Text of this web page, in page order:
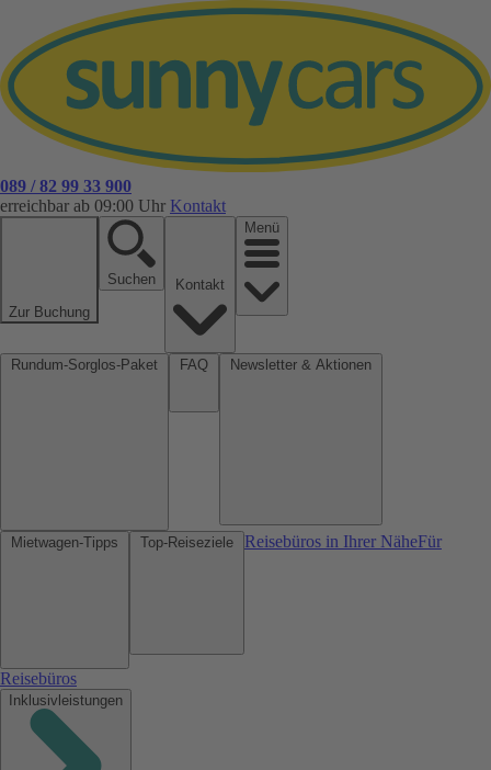
089 / 82 99 33 900
erreichbar ab 09:00 Uhr Kontakt
Zur Buchung
Suchen
Menü
Reisebüros in Ihrer NäheFür
Reisebüros
Inklusivleistungen